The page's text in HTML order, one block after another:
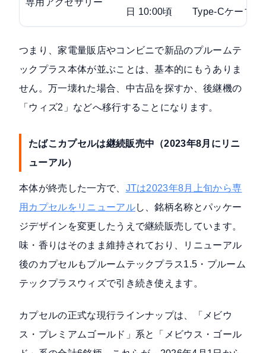
日 10:00頃
Type-Cケーブル
つまり、家電量販店やコンビニで新品のプルームテ
ックプラス本体が並ぶことは、基本的にもうありま
せん。万一壊れた場合、中古品を探すか、後継機の
「ウィズ2」などへ移行することになります。
たばこカプセルは継続販売中（2023年8月にリニ
ューアル）
本体が終売した一方で、 JTは2023年8月上旬から専
用カプセルをリニューアルし、銘柄名称とパッケー
ジデザインを変更したうえで継続販売しています。
味・香りはそのまま維持されており、リニューアル
後のカプセルもプルームテックプラス1.5・プルーム
テックプラスウィズで引き続き使えます。
カプセルの正式な現行ラインナップは、「メビウ
ス・プレミアムゴールド」系と「メビウス・ゴール